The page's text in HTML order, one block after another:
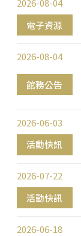
電子資源
2026-08-04
館務公告
2026-08-04
活動快訊
2026-06-03
活動快訊
2026-07-22
2026-06-18